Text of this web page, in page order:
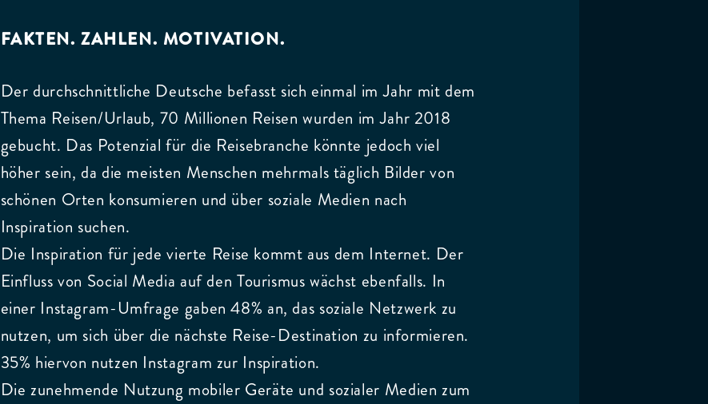
FAKTEN. ZAHLEN. MOTIVATION.
Der durchschnittliche Deutsche befasst sich einmal im Jahr mit dem
Thema Reisen/Urlaub, 70 Millionen Reisen wurden im Jahr 2018
gebucht. Das Potenzial für die Reisebranche könnte jedoch viel
höher sein, da die meisten Menschen mehrmals täglich Bilder von
schönen Orten konsumieren und über soziale Medien nach
Inspiration suchen.
Die Inspiration für jede vierte Reise kommt aus dem Internet. Der
Einfluss von Social Media auf den Tourismus wächst ebenfalls. In
einer Instagram-Umfrage gaben 48% an, das soziale Netzwerk zu
nutzen, um sich über die nächste Reise-Destination zu informieren.
35% hiervon nutzen Instagram zur Inspiration.
Die zunehmende Nutzung mobiler Geräte und sozialer Medien zum